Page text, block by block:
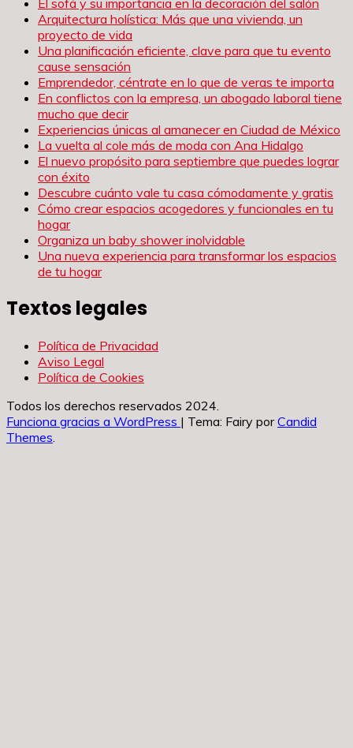
Arquitectura holística: Más que una vivienda, un
proyecto de vida
Una planificación eficiente, clave para que tu evento
cause sensación
Emprendedor, céntrate en lo que de veras te importa
En conflictos con la empresa, un abogado laboral tiene
mucho que decir
Experiencias únicas al amanecer en Ciudad de México
La vuelta al cole más de moda con Ana Hidalgo
El nuevo propósito para septiembre que puedes lograr
con éxito
Descubre cuánto vale tu casa cómodamente y gratis
Cómo crear espacios acogedores y funcionales en tu
hogar
Organiza un baby shower inolvidable
Una nueva experiencia para transformar los espacios
de tu hogar
Textos legales
Política de Privacidad
Aviso Legal
Política de Cookies
Todos los derechos reservados 2024.
Funciona gracias a WordPress | Tema: Fairy porCandid
Themes.